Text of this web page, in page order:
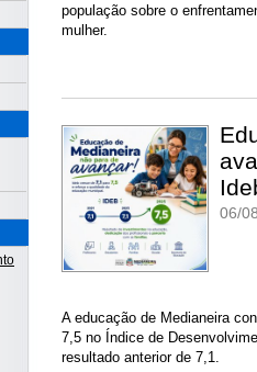
população sobre o
mulher.
06/
A educação de Medianeira
7,5 no Índice de
resultado anterior de 7,1.